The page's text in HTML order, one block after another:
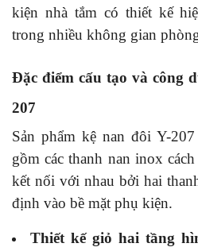
kiện nhà tắm có thiết kế
trong nhiều không gian
Đặc điểm cấu tạo và công
207
Sản phẩm kệ nan đôi Y-
gồm các thanh nan inox
kết nối với nhau bởi hai
định vào bề mặt phụ kiện.
Thiết kế giỏ hai tầng